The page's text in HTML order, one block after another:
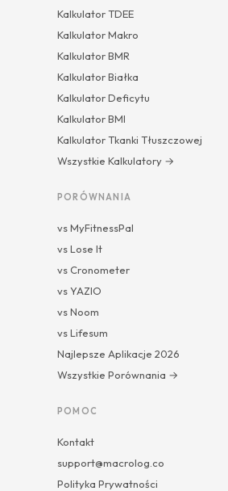
Kalkulator TDEE
Kalkulator Makro
Kalkulator BMR
Kalkulator Białka
Kalkulator Deficytu
Kalkulator BMI
Kalkulator Tkanki Tłuszczowej
Wszystkie Kalkulatory →
PORÓWNANIA
vs MyFitnessPal
vs Lose It
vs Cronometer
vs YAZIO
vs Noom
vs Lifesum
Najlepsze Aplikacje 2026
Wszystkie Porównania →
POMOC
Kontakt
support@macrolog.co
Polityka Prywatności